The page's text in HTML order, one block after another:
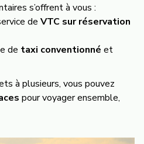
s’offrent à vous :
de VTC sur réservation
de taxi conventionné et
à plusieurs, vous pouvez
pour voyager ensemble,